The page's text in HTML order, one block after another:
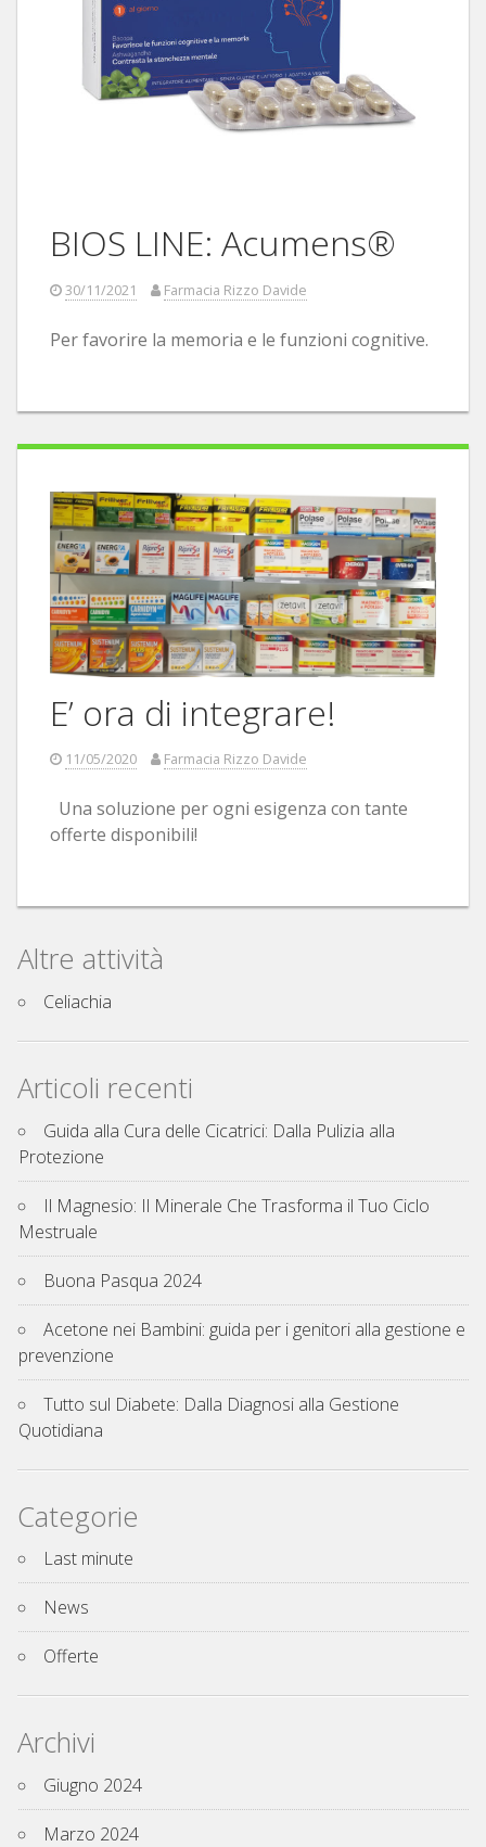
BIOS LINE: Acumens®
30/11/2021 Farmacia Rizzo Davide
Per favorire la memoria e le funzioni cognitive.
E’ ora di integrare!
11/05/2020 Farmacia Rizzo Davide
Una soluzione per ogni esigenza con tante
offerte disponibili!
Altre attività
Celiachia
Articoli recenti
Guida alla Cura delle Cicatrici: Dalla Pulizia alla
Protezione
Il Magnesio: Il Minerale Che Trasforma il Tuo Ciclo
Mestruale
Buona Pasqua 2024
Acetone nei Bambini: guida per i genitori alla gestione e
prevenzione
Tutto sul Diabete: Dalla Diagnosi alla Gestione
Quotidiana
Categorie
Last minute
News
Offerte
Archivi
Giugno 2024
Marzo 2024